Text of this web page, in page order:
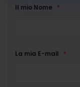
Il mio Nome
La mia E-mail